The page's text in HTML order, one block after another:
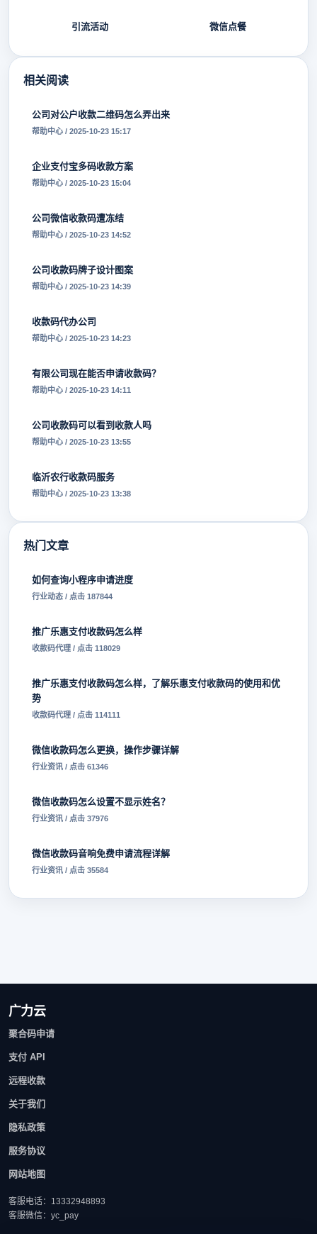
引流活动 微信点餐
相关阅读
公司对公户收款二维码怎么弄出来
帮助中心 / 2025-10-23 15:17
企业支付宝多码收款方案
帮助中心 / 2025-10-23 15:04
公司微信收款码遭冻结
帮助中心 / 2025-10-23 14:52
公司收款码牌子设计图案
帮助中心 / 2025-10-23 14:39
收款码代办公司
帮助中心 / 2025-10-23 14:23
有限公司现在能否申请收款码？
帮助中心 / 2025-10-23 14:11
公司收款码可以看到收款人吗
帮助中心 / 2025-10-23 13:55
临沂农行收款码服务
帮助中心 / 2025-10-23 13:38
热门文章
如何查询小程序申请进度
行业动态 / 点击 187844
推广乐惠支付收款码怎么样
收款码代理 / 点击 118029
推广乐惠支付收款码怎么样，了解乐惠支付收款码的使用和优
势
收款码代理 / 点击 114111
微信收款码怎么更换，操作步骤详解
行业资讯 / 点击 61346
微信收款码怎么设置不显示姓名？
行业资讯 / 点击 37976
微信收款码音响免费申请流程详解
行业资讯 / 点击 35584
广力云
聚合码申请
支付 API
远程收款
关于我们
隐私政策
服务协议
网站地图
客服电话：13332948893
客服微信：yc_pay